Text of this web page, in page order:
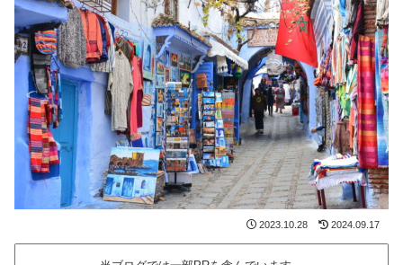
2023.10.28 2024.09.17